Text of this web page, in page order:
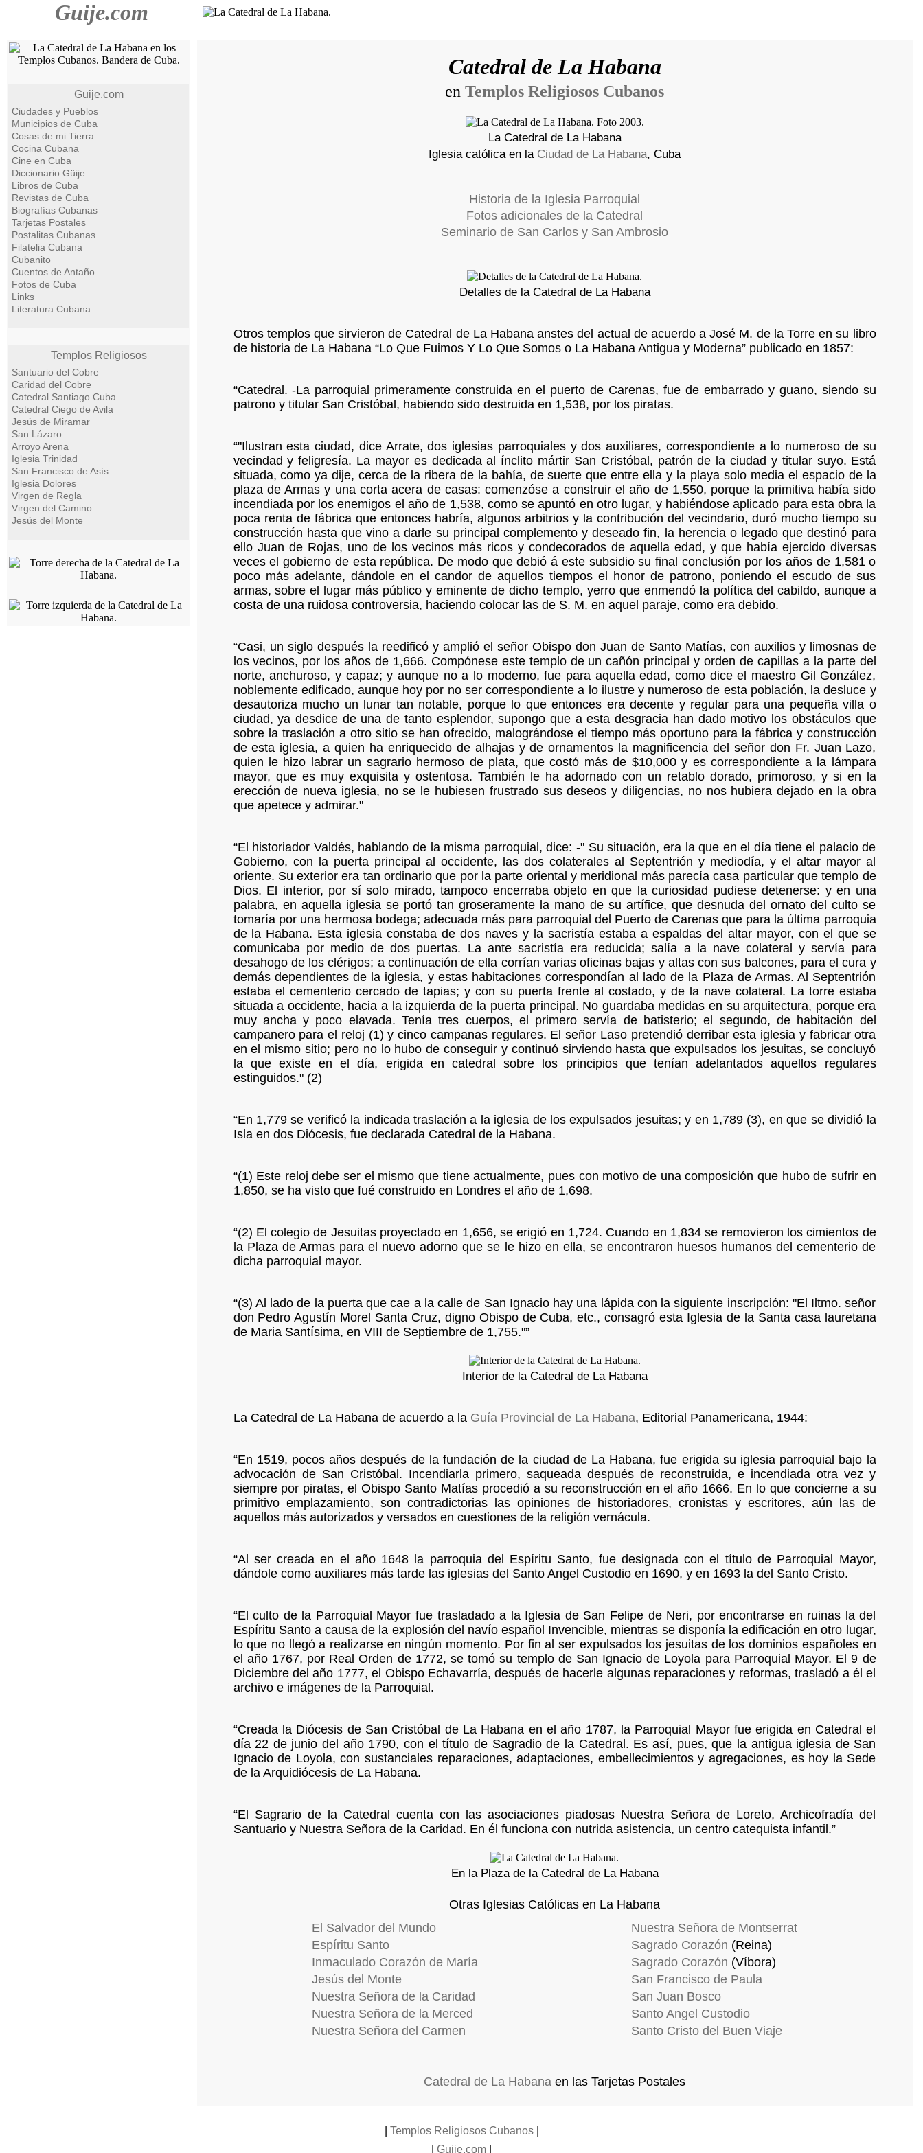
Guije.com
Guije.com
Ciudades y Pueblos
Municipios de Cuba
Cosas de mi Tierra
Cocina Cubana
Cine en Cuba
Diccionario Güije
Libros de Cuba
Revistas de Cuba
Biografías Cubanas
Tarjetas Postales
Postalitas Cubanas
Filatelia Cubana
Cubanito
Cuentos de Antaño
Fotos de Cuba
Links
Literatura Cubana
Templos Religiosos
Santuario del Cobre
Caridad del Cobre
Catedral Santiago Cuba
Catedral Ciego de Avila
Jesús de Miramar
San Lázaro
Arroyo Arena
Iglesia Trinidad
San Francisco de Asís
Iglesia Dolores
Virgen de Regla
Virgen del Camino
Jesús del Monte
Catedral de La Habana
en Templos Religiosos Cubanos
La Catedral de La Habana
Iglesia católica en la Ciudad de La Habana, Cuba
Historia de la Iglesia Parroquial
Fotos adicionales de la Catedral
Seminario de San Carlos y San Ambrosio
Detalles de la Catedral de La Habana
Otros templos que sirvieron de Catedral de La Habana anstes del actual de acuerdo a José M. de la Torre en su libro
de historia de La Habana “Lo Que Fuimos Y Lo Que Somos o La Habana Antigua y Moderna” publicado en 1857:
“Catedral. -La parroquial primeramente construida en el puerto de Carenas, fue de embarrado y guano, siendo su
patrono y titular San Cristóbal, habiendo sido destruida en 1,538, por los piratas.
“"Ilustran esta ciudad, dice Arrate, dos iglesias parroquiales y dos auxiliares, correspondiente a lo numeroso de su
vecindad y feligresía. La mayor es dedicada al ínclito mártir San Cristóbal, patrón de la ciudad y titular suyo. Está
situada, como ya dije, cerca de la ribera de la bahía, de suerte que entre ella y la playa solo media el espacio de la
plaza de Armas y una corta acera de casas: comenzóse a construir el año de 1,550, porque la primitiva había sido
incendiada por los enemigos el año de 1,538, como se apuntó en otro lugar, y habiéndose aplicado para esta obra la
poca renta de fábrica que entonces habría, algunos arbitrios y la contribución del vecindario, duró mucho tiempo su
construcción hasta que vino a darle su principal complemento y deseado fin, la herencia o legado que destinó para
ello Juan de Rojas, uno de los vecinos más ricos y condecorados de aquella edad, y que había ejercido diversas
veces el gobierno de esta república. De modo que debió á este subsidio su final conclusión por los años de 1,581 o
poco más adelante, dándole en el candor de aquellos tiempos el honor de patrono, poniendo el escudo de sus
armas, sobre el lugar más público y eminente de dicho templo, yerro que enmendó la política del cabildo, aunque a
costa de una ruidosa controversia, haciendo colocar las de S. M. en aquel paraje, como era debido.
“Casi, un siglo después la reedificó y amplió el señor Obispo don Juan de Santo Matías, con auxilios y limosnas de
los vecinos, por los años de 1,666. Compónese este templo de un cañón principal y orden de capillas a la parte del
norte, anchuroso, y capaz; y aunque no a lo moderno, fue para aquella edad, como dice el maestro Gil González,
noblemente edificado, aunque hoy por no ser correspondiente a lo ilustre y numeroso de esta población, la desluce y
desautoriza mucho un lunar tan notable, porque lo que entonces era decente y regular para una pequeña villa o
ciudad, ya desdice de una de tanto esplendor, supongo que a esta desgracia han dado motivo los obstáculos que
sobre la traslación a otro sitio se han ofrecido, malográndose el tiempo más oportuno para la fábrica y construcción
de esta iglesia, a quien ha enriquecido de alhajas y de ornamentos la magnificencia del señor don Fr. Juan Lazo,
quien le hizo labrar un sagrario hermoso de plata, que costó más de $10,000 y es correspondiente a la lámpara
mayor, que es muy exquisita y ostentosa. También le ha adornado con un retablo dorado, primoroso, y si en la
erección de nueva iglesia, no se le hubiesen frustrado sus deseos y diligencias, no nos hubiera dejado en la obra
que apetece y admirar."
“El historiador Valdés, hablando de la misma parroquial, dice: -" Su situación, era la que en el día tiene el palacio de
Gobierno, con la puerta principal al occidente, las dos colaterales al Septentrión y mediodía, y el altar mayor al
oriente. Su exterior era tan ordinario que por la parte oriental y meridional más parecía casa particular que templo de
Dios. El interior, por sí solo mirado, tampoco encerraba objeto en que la curiosidad pudiese detenerse: y en una
palabra, en aquella iglesia se portó tan groseramente la mano de su artífice, que desnuda del ornato del culto se
tomaría por una hermosa bodega; adecuada más para parroquial del Puerto de Carenas que para la última parroquia
de la Habana. Esta iglesia constaba de dos naves y la sacristía estaba a espaldas del altar mayor, con el que se
comunicaba por medio de dos puertas. La ante sacristía era reducida; salía a la nave colateral y servía para
desahogo de los clérigos; a continuación de ella corrían varias oficinas bajas y altas con sus balcones, para el cura y
demás dependientes de la iglesia, y estas habitaciones correspondían al lado de la Plaza de Armas. Al Septentrión
estaba el cementerio cercado de tapias; y con su puerta frente al costado, y de la nave colateral. La torre estaba
situada a occidente, hacia a la izquierda de la puerta principal. No guardaba medidas en su arquitectura, porque era
muy ancha y poco elavada. Tenía tres cuerpos, el primero servía de batisterio; el segundo, de habitación del
campanero para el reloj (1) y cinco campanas regulares. El señor Laso pretendió derribar esta iglesia y fabricar otra
en el mismo sitio; pero no lo hubo de conseguir y continuó sirviendo hasta que expulsados los jesuitas, se concluyó
la que existe en el día, erigida en catedral sobre los principios que tenían adelantados aquellos regulares
estinguidos." (2)
“En 1,779 se verificó la indicada traslación a la iglesia de los expulsados jesuitas; y en 1,789 (3), en que se dividió la
Isla en dos Diócesis, fue declarada Catedral de la Habana.
“(1) Este reloj debe ser el mismo que tiene actualmente, pues con motivo de una composición que hubo de sufrir en
1,850, se ha visto que fué construido en Londres el año de 1,698.
“(2) El colegio de Jesuitas proyectado en 1,656, se erigió en 1,724. Cuando en 1,834 se removieron los cimientos de
la Plaza de Armas para el nuevo adorno que se le hizo en ella, se encontraron huesos humanos del cementerio de
dicha parroquial mayor.
“(3) Al lado de la puerta que cae a la calle de San Ignacio hay una lápida con la siguiente inscripción: "El Iltmo. señor
don Pedro Agustín Morel Santa Cruz, digno Obispo de Cuba, etc., consagró esta Iglesia de la Santa casa lauretana
de Maria Santísima, en VIII de Septiembre de 1,755."”
Interior de la Catedral de La Habana
La Catedral de La Habana de acuerdo a la Guía Provincial de La Habana, Editorial Panamericana, 1944:
“En 1519, pocos años después de la fundación de la ciudad de La Habana, fue erigida su iglesia parroquial bajo la
advocación de San Cristóbal. Incendiarla primero, saqueada después de reconstruida, e incendiada otra vez y
siempre por piratas, el Obispo Santo Matías procedió a su reconstrucción en el año 1666. En lo que concierne a su
primitivo emplazamiento, son contradictorias las opiniones de historiadores, cronistas y escritores, aún las de
aquellos más autorizados y versados en cuestiones de la religión vernácula.
“Al ser creada en el año 1648 la parroquia del Espíritu Santo, fue designada con el título de Parroquial Mayor,
dándole como auxiliares más tarde las iglesias del Santo Angel Custodio en 1690, y en 1693 la del Santo Cristo.
“El culto de la Parroquial Mayor fue trasladado a la Iglesia de San Felipe de Neri, por encontrarse en ruinas la del
Espíritu Santo a causa de la explosión del navío español Invencible, mientras se disponía la edificación en otro lugar,
lo que no llegó a realizarse en ningún momento. Por fin al ser expulsados los jesuitas de los dominios españoles en
el año 1767, por Real Orden de 1772, se tomó su templo de San Ignacio de Loyola para Parroquial Mayor. El 9 de
Diciembre del año 1777, el Obispo Echavarría, después de hacerle algunas reparaciones y reformas, trasladó a él el
archivo e imágenes de la Parroquial.
“Creada la Diócesis de San Cristóbal de La Habana en el año 1787, la Parroquial Mayor fue erigida en Catedral el
día 22 de junio del año 1790, con el título de Sagradio de la Catedral. Es así, pues, que la antigua iglesia de San
Ignacio de Loyola, con sustanciales reparaciones, adaptaciones, embellecimientos y agregaciones, es hoy la Sede
de la Arquidiócesis de La Habana.
“El Sagrario de la Catedral cuenta con las asociaciones piadosas Nuestra Señora de Loreto, Archicofradía del
Santuario y Nuestra Señora de la Caridad. En él funciona con nutrida asistencia, un centro catequista infantil.”
En la Plaza de la Catedral de La Habana
Otras Iglesias Católicas en La Habana
El Salvador del Mundo
Espíritu Santo
Inmaculado Corazón de María
Jesús del Monte
Nuestra Señora de la Caridad
Nuestra Señora de la Merced
Nuestra Señora del Carmen
Nuestra Señora de Montserrat
Sagrado Corazón (Reina)
Sagrado Corazón (Víbora)
San Francisco de Paula
San Juan Bosco
Santo Angel Custodio
Santo Cristo del Buen Viaje
Catedral de La Habana en las Tarjetas Postales
Templos Religiosos Cubanos|
Guije.com